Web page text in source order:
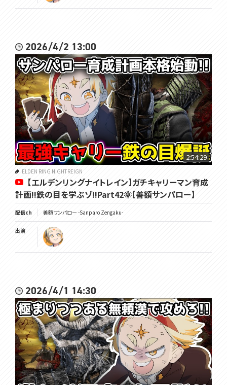
2026/4/2 13:00
2:54:29
ELDEN RING NIGHTREIGN
【エルデンリングナイトレイン】ガチキャリーマン育成
計画!!鉄の目を学ぶゾ!!Part42🌞【善額サンパロー】
配信ch 善額サンパロー -Sanparo Zengaku-
出演
2026/4/1 14:30